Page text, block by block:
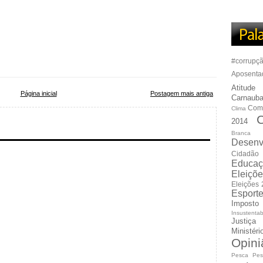
Postagem mais antiga
Página inicial
Atitude
Clima
2014
Branca
Cidadão
Eleições
Esporte
Imposto
Justiça
Pesca